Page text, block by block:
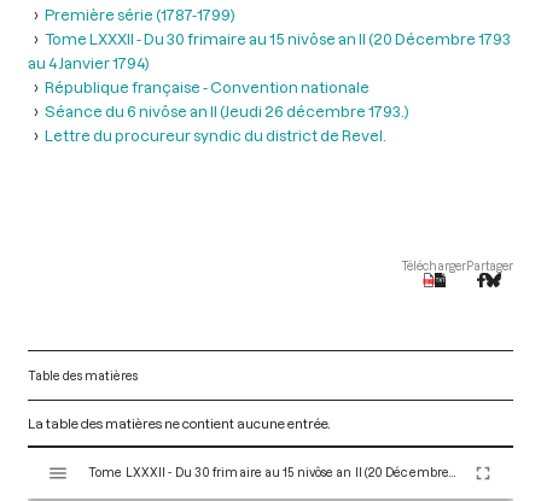
Première série (1787-1799)
Tome LXXXII - Du 30 frimaire au 15 nivôse an II (20 Décembre 1793
au 4 Janvier 1794)
République française - Convention nationale
Séance du 6 nivôse an II (Jeudi 26 décembre 1793.)
Lettre du procureur syndic du district de Revel.
TéléchargerPartager
Table des matières
La table des matières ne contient aucune entrée.